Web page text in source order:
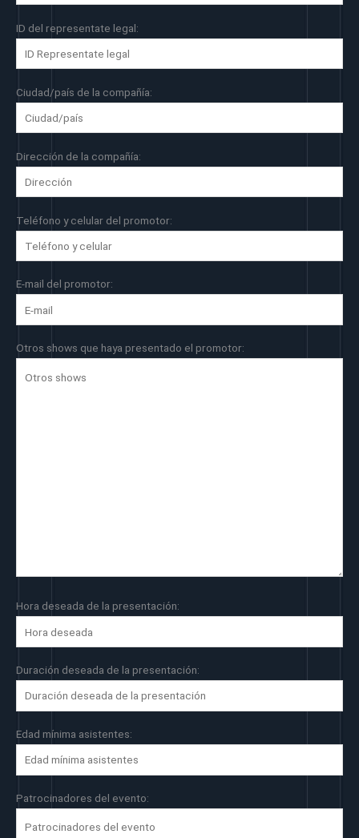
ID del representate legal:
Ciudad/país de la compañía:
Dirección de la compañía:
Teléfono y celular del promotor:
E-mail del promotor:
Otros shows que haya presentado el promotor:
Hora deseada de la presentación:
Duración deseada de la presentación:
Edad mínima asistentes:
Patrocinadores del evento: